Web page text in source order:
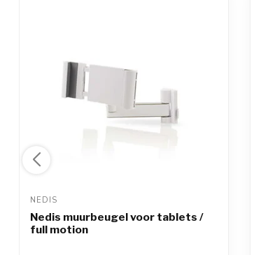
NEDIS
Nedis muurbeugel voor tablets /
full motion